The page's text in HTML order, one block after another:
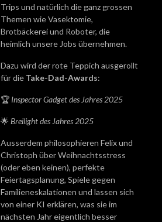
Trips und natürlich die ganz grossen
Themen wie Vasektomie,
Brotbäckerei und Roboter, die
heimlich unsere Jobs übernehmen.
Dazu wird der rote Teppich ausgerollt
für die Take-Dad-Awards:
🏆 Inspector Gadget des Jahres 2025
🌟 Breilight des Jahres 2025
Ausserdem philosophieren Felix und
Christoph über Weihnachtsstress
(oder eben keinen), perfekte
Feiertagsplanung, Spiele gegen
Familieneskalationen und lassen sich
von einer KI erklären, was sie im
nächsten Jahr eigentlich besser